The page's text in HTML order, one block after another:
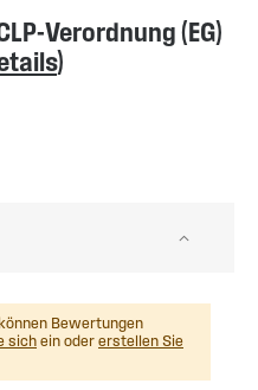
Verordnung (EG)
)
Bewertungen
sich ein oder erstellen Sie